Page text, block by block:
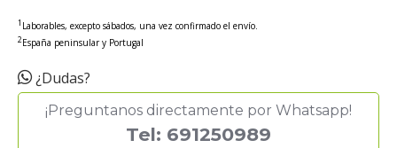
1 Laborables, excepto sábados, una vez confirmado el envío.
2España peninsular y Portugal
¿Dudas?
¡Preguntanos directamente por Whatsapp!
Tel: 691250989